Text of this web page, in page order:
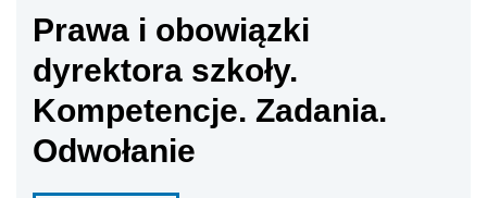
Prawa i obowiązki
dyrektora szkoły.
Kompetencje. Zadania.
Odwołanie